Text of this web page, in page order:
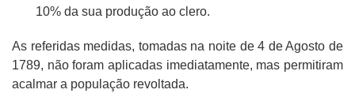
10% da sua produção ao clero.
As referidas medidas, tomadas na noite de 4 de Agosto de
1789, não foram aplicadas imediatamente, mas permitiram
acalmar a população revoltada.